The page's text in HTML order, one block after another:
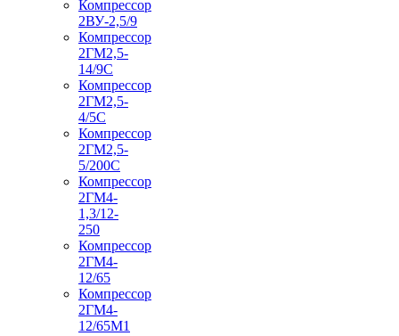
Компрессор
2ВУ-2,5/9
Компрессор
2ГМ2,5-
14/9С
Компрессор
2ГМ2,5-
4/5С
Компрессор
2ГМ2,5-
5/200С
Компрессор
2ГМ4-
1,3/12-
250
Компрессор
2ГМ4-
12/65
Компрессор
2ГМ4-
12/65М1